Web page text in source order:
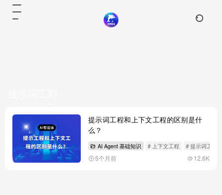
提示词工程和上下文工程的区别是什
么？
AI Agent 基础知识 # 上下文工程 # 提示词工程
5个月前 12.6K